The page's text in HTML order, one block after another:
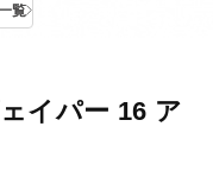
覧
イパー 16 ア